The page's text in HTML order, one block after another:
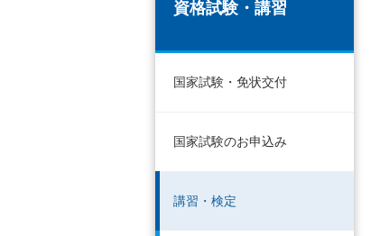
資格試験・講習
国家試験・免状交付
国家試験のお申込み
講習・検定